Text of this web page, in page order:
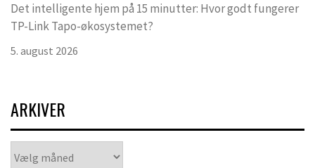
Det intelligente hjem på 15 minutter: Hvor godt fungerer
TP-Link Tapo-økosystemet?
5. august 2026
ARKIVER